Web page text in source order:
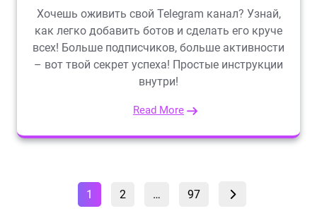
Хочешь оживить свой Telegram канал? Узнай,
как легко добавить ботов и сделать его круче
всех! Больше подписчиков, больше активности
– вот твой секрет успеха! Простые инструкции
внутри!
Read More
Пагинация
Страница
1 Страница
2 … Страница
97